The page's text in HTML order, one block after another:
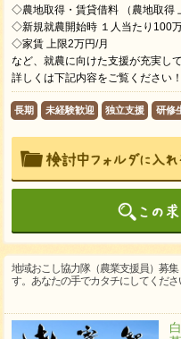
◇農地取得・賃貸借料 （農地取得
◇新規就農開始時 １人当たり100
◇家賃 上限2万円/月
など、就農に向けた支援が充実して
詳しくは下記内容をご覧ください！
長期 未経験歓迎 独立支援 研修
地域おこし協力隊（農業支援員）募
す。あなたの手でカタチにしてくださ